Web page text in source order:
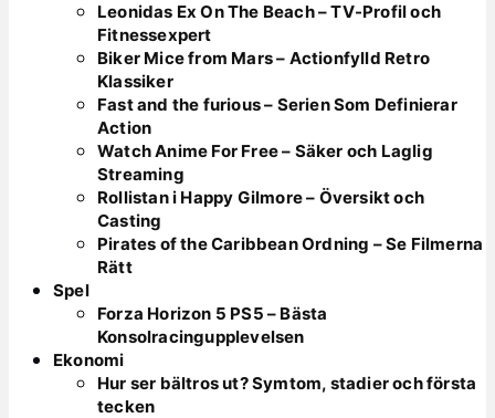
Leonidas Ex On The Beach – TV-Profil och
Fitnessexpert
Biker Mice from Mars – Actionfylld Retro
Klassiker
Fast and the furious – Serien Som Definierar
Action
Watch Anime For Free – Säker och Laglig
Streaming
Rollistan i Happy Gilmore – Översikt och
Casting
Pirates of the Caribbean Ordning – Se Filmerna
Rätt
Spel
Forza Horizon 5 PS5 – Bästa
Konsolracingupplevelsen
Ekonomi
Hur ser bältros ut? Symtom, stadier och första
tecken